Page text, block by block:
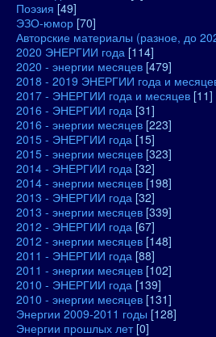
Поэзия [49]
ЭЗО-юмор [70]
Авторские материалы (разное, до
2020 ЭНЕРГИИ года [114]
2020 - энергии месяцев [479]
2018 - 2019 ЭНЕРГИИ года и
2017 - ЭНЕРГИИ года и месяцев [11]
2016 - ЭНЕРГИИ года [31]
2016 - энергии месяцев [223]
2015 - ЭНЕРГИИ года [15]
2015 - энергии месяцев [323]
2014 - ЭНЕРГИИ года [32]
2014 - энергии месяцев [198]
2013 - ЭНЕРГИИ года [32]
2013 - энергии месяцев [339]
2012 - ЭНЕРГИИ года [67]
2012 - энергии месяцев [148]
2011 - ЭНЕРГИИ года [88]
2011 - энергии месяцев [102]
2010 - ЭНЕРГИИ года [139]
2010 - энергии месяцев [131]
Энергии 2009-2011 годы [128]
Энергии прошлых лет [0]